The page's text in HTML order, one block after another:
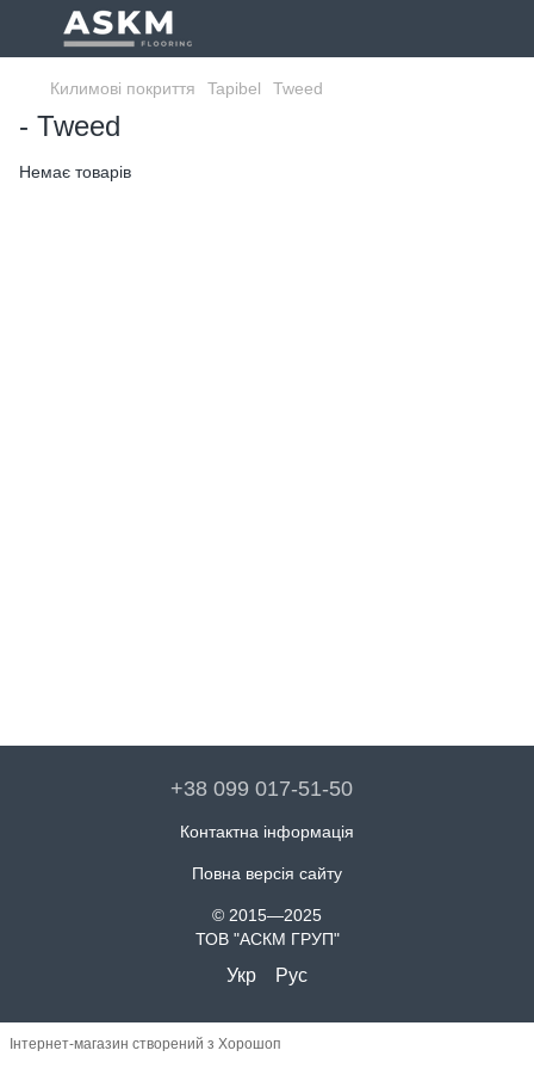
Килимові покриття Tapibel Tweed
- Tweed
Немає товарів
+38 099 017-51-50
Контактна інформація
Повна версія сайту
© 2015—2025
ТОВ "АСКМ ГРУП"
Укр Рус
Інтернет-магазин створений з Хорошоп